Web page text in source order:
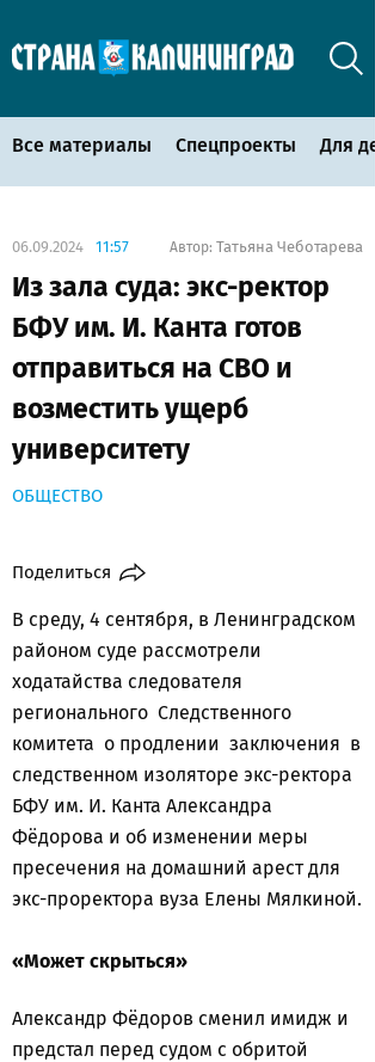
Все материалы Спецпроекты Для
06.09.2024 11:57 Автор: Татьяна Чеботарева
Из зала суда: экс-ректор
БФУ им. И. Канта готов
отправиться на СВО и
возместить ущерб
университету
ОБЩЕСТВО
Поделиться
В среду, 4 сентября, в Ленинградском
районом суде рассмотрели
ходатайства следователя
регионального Следственного
комитета о продлении заключения в
следственном изоляторе экс-ректора
БФУ им. И. Канта Александра
Фёдорова и об изменении меры
пресечения на домашний арест для
экс-проректора вуза Елены Мялкиной.
«Может скрыться»
Александр Фёдоров сменил имидж и
предстал перед судом с обритой